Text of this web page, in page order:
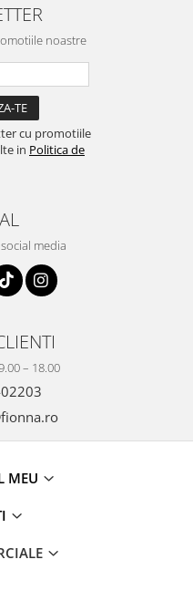
noastre
cu promotiile
in Politica de
media
– 18.00
MEU